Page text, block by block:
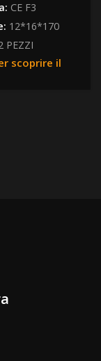
CE F3
12*16*170
PEZZI
scoprire il